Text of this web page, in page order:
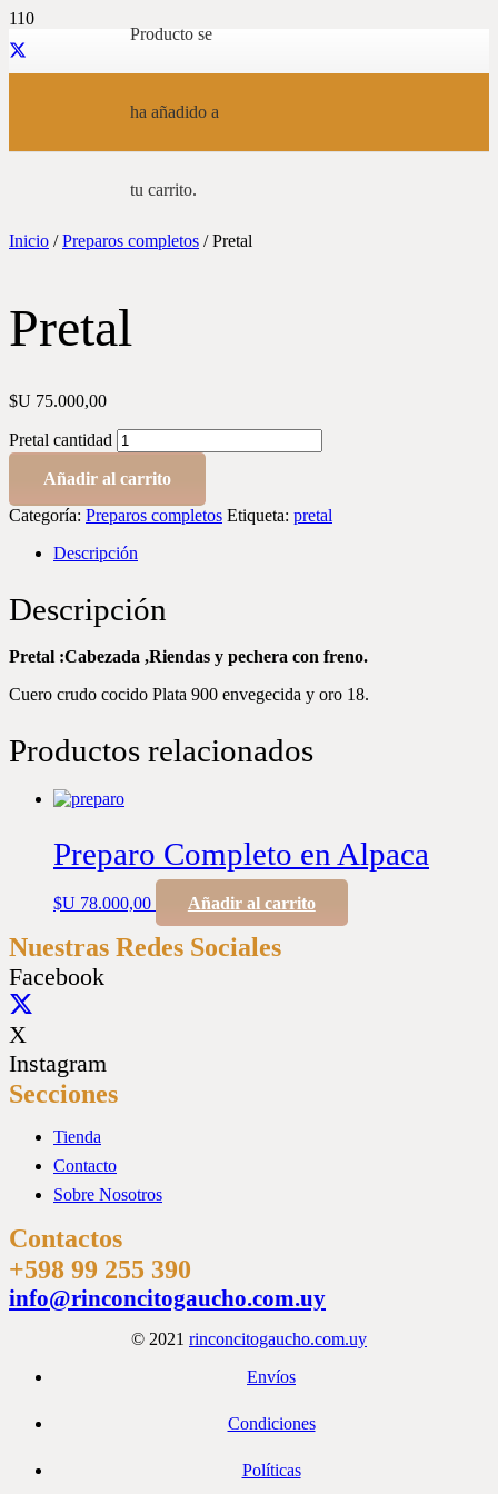
Producto se
ha añadido a
tu carrito.
Inicio /Preparos completos / Pretal
Pretal
$U 75.000,00
Pretal cantidad
Añadir al carrito
Categoría: Preparos completos Etiqueta: pretal
Descripción
Descripción
Pretal :Cabezada ,Riendas y pechera con freno.
Cuero crudo cocido Plata 900 envegecida y oro 18.
Productos relacionados
Preparo Completo en Alpaca
$U 78.000,00 Añadir al carrito
Nuestras Redes Sociales
Facebook
X
Instagram
Secciones
Tienda
Contacto
Sobre Nosotros
Contactos
+598 99 255 390
info@rinconcitogaucho.com.uy
© 2021 rinconcitogaucho.com.uy
Envíos
Condiciones
Políticas